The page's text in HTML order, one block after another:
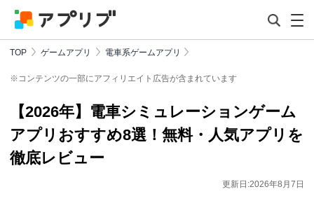
TOP ゲームアプリ 電車系ゲームアプリ
※コンテンツの一部にアフィリエイト広告が含まれています
【2026年】電車シミュレーションゲーム
アプリおすすめ8選！無料・人気アプリを
徹底レビュー
更新日:2026年8月7日